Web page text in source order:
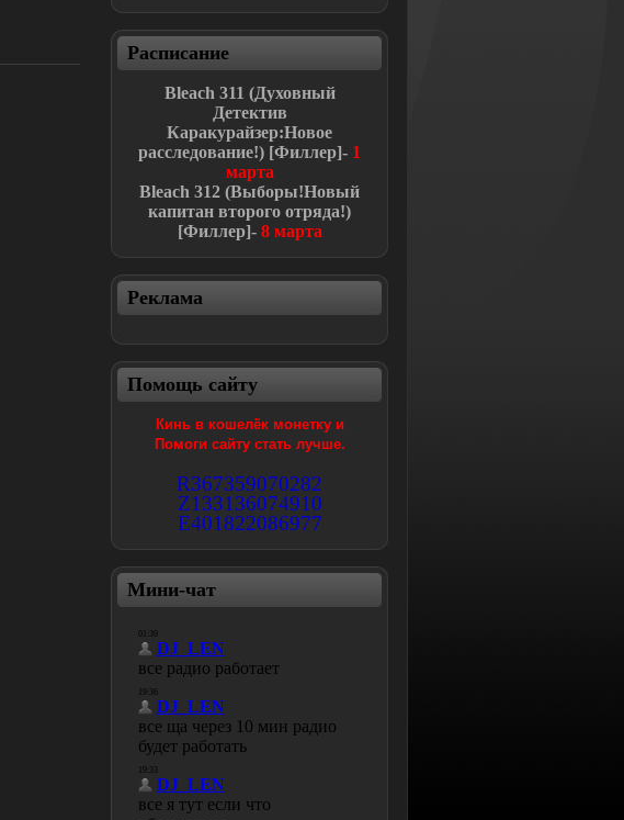
Расписание
Bleach 311 (Духовный
Детектив
Каракурайзер:Новое
расследование!) [Филлер]- 1
марта
Bleach312 (Выборы!Новый
капитан второго отряда!)
[Филлер]-8 марта
Реклама
Помощь сайту
Кинь в кошелёк монетку и
Помоги сайту стать лучше.
R367359070282
Z133136074910
E401822086977
Мини-чат